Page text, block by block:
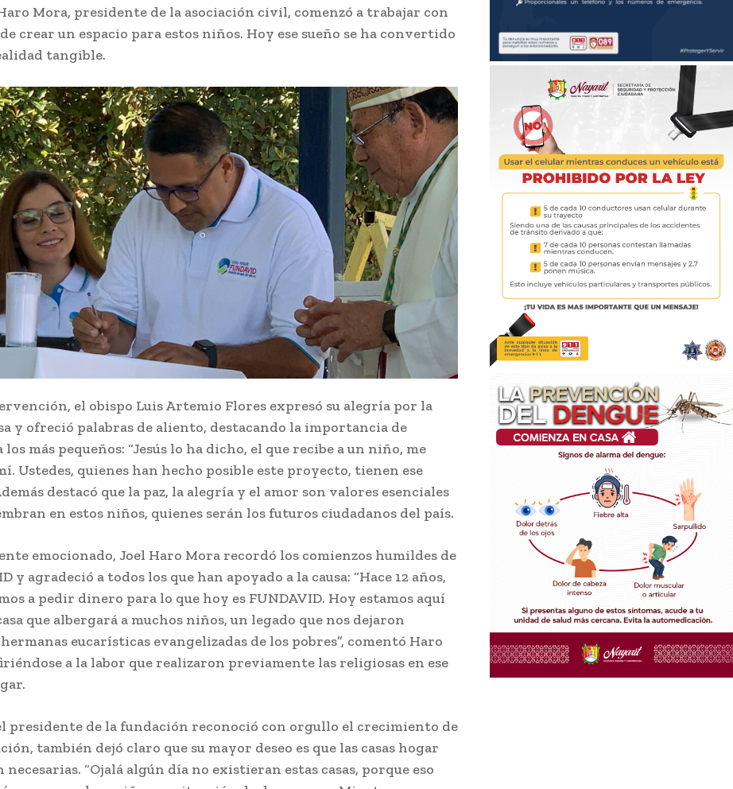
Mora, presidente de la asociación civil, comenzó a trabajar con
crear un espacio para estos niños. Hoy ese sueño se ha convertido
tangible.
el obispo Luis Artemio Flores expresó su alegría por la
y ofreció palabras de aliento, destacando la importancia de
los más pequeños: “Jesús lo ha dicho, el que recibe a un niño, me
Ustedes, quienes han hecho posible este proyecto, tienen ese
destacó que la paz, la alegría y el amor son valores esenciales
en estos niños, quienes serán los futuros ciudadanos del país.
emocionado, Joel Haro Mora recordó los comienzos humildes de
y agradeció a todos los que han apoyado a la causa: “Hace 12 años,
a pedir dinero para lo que hoy es FUNDAVID. Hoy estamos aquí
que albergará a muchos niños, un legado que nos dejaron
eucarísticas evangelizadas de los pobres”, comentó Haro
a la labor que realizaron previamente las religiosas en ese
presidente de la fundación reconoció con orgullo el crecimiento de
también dejó claro que su mayor deseo es que las casas hogar
necesarias. “Ojalá algún día no existieran estas casas, porque eso